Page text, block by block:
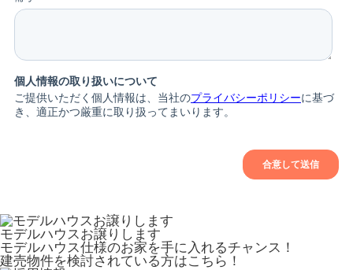
モデルハウスお譲りします
モデルハウス仕様のお家を手に入れるチャンス！
建売物件を検討されている方はこちら！